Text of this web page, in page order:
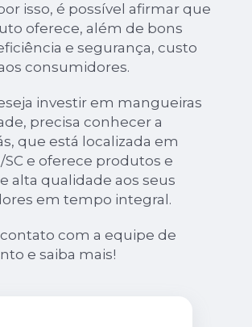
isso, é possível afirmar que
oferece, além de bons
e segurança, custo
consumidores.
investir em mangueiras
precisa conhecer a
que está localizada em
e oferece produtos e
alta qualidade aos seus
em tempo integral.
com a equipe de
e saiba mais!